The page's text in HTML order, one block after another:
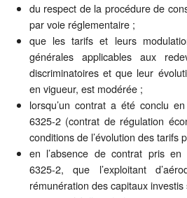
du respect de la procédure de
par voie réglementaire ;
que les tarifs et leurs
générales applicables aux
discriminatoires et que leur
en vigueur, est modérée ;
lorsqu’un contrat a été conclu
6325-2 (contrat de régulation
conditions de l’évolution des tarifs
en l’absence de contrat pris en
6325-2, que l’exploitant
rémunération des capitaux